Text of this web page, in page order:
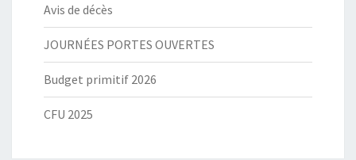
Avis de décès
JOURNÉES PORTES OUVERTES
Budget primitif 2026
CFU 2025